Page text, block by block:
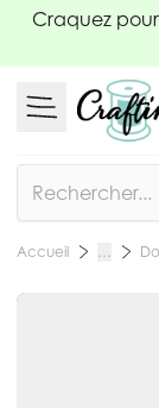
Allez au contenu
Craquez
Accueil …